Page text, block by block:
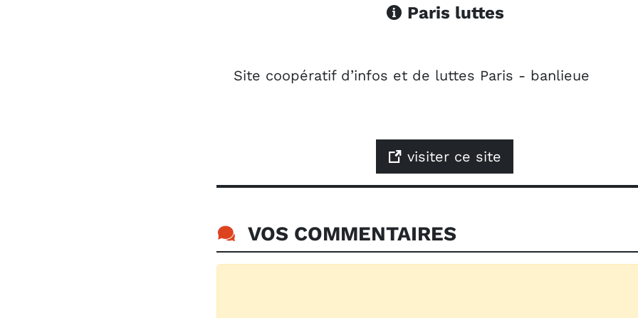
Paris luttes
Site coopératif d’infos et de luttes Paris - banlieue
visiter ce site
VOS COMMENTAIRES